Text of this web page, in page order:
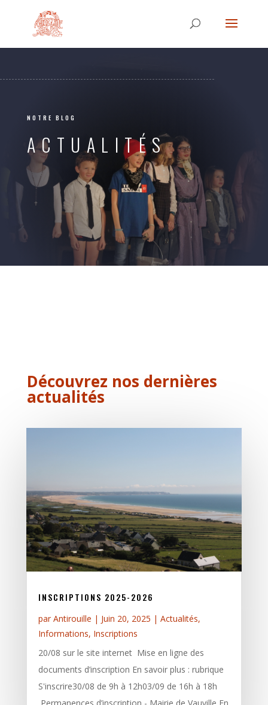
NOTRE BLOG
ACTUALITÉS
Découvrez nos dernières
actualités
INSCRIPTIONS 2025-2026
parAntirouille | Juin 20, 2025 | Actualités,
Informations, Inscriptions
20/08 sur le site internet Mise en ligne des
documents d’inscription En savoir plus : rubrique
S'inscrire30/08 de 9h à 12h03/09 de 16h à 18h